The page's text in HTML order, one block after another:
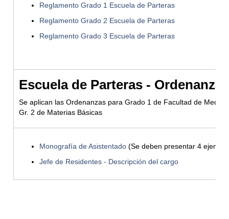
Reglamento Grado 1 Escuela de Parteras
Reglamento Grado 2 Escuela de Parteras
Reglamento Grado 3 Escuela de Parteras
Escuela de Parteras -
Se aplican las Ordenanzas para Grado 1 de Facultad de
Gr. 2 de Materias Básicas
Monografía de Asistentado (Se deben presentar 4
Jefe de Residentes - Descripción del cargo